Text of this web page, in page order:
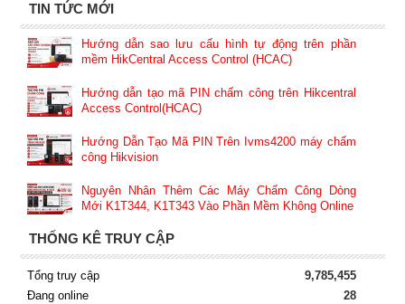
TIN TỨC MỚI
Hướng dẫn sao lưu cấu hình tự động trên phần
mềm HikCentral Access Control (HCAC)
Hướng dẫn tạo mã PIN chấm công trên Hikcentral
Access Control(HCAC)
Hướng Dẫn Tạo Mã PIN Trên Ivms4200 máy chấm
công Hikvision
Nguyên Nhân Thêm Các Máy Chấm Công Dòng
Mới K1T344, K1T343 Vào Phần Mềm Không Online
THỐNG KÊ TRUY CẬP
Tổng truy cập
9,785,455
Đang online
28